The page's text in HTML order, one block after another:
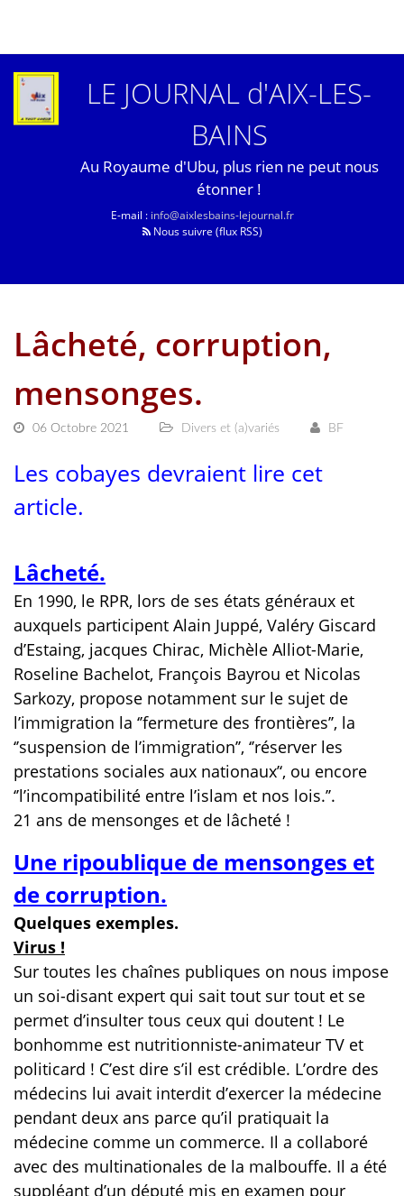
LE JOURNAL d'AIX-LES-
BAINS
Au Royaume d'Ubu, plus rien ne peut nous
étonner !
E-mail : info@aixlesbains-lejournal.fr
Nous suivre (flux RSS)
Lâcheté, corruption,
mensonges.
06 Octobre 2021 Divers et (a)variés BF
Les cobayes devraient lire cet
article.
Lâcheté.
En 1990, le RPR, lors de ses états généraux et
auxquels participent Alain Juppé, Valéry Giscard
d’Estaing, jacques Chirac, Michèle Alliot-Marie,
Roseline Bachelot, François Bayrou et Nicolas
Sarkozy, propose notamment sur le sujet de
l’immigration la ‘’fermeture des frontières’’, la
‘’suspension de l’immigration’’, ‘’réserver les
prestations sociales aux nationaux’‘, ou encore
‘’l’incompatibilité entre l’islam et nos lois.’’.
21 ans de mensonges et de lâcheté !
Une ripoublique de mensonges et
de corruption.
Quelques exemples.
Virus !
Sur toutes les chaînes publiques on nous impose
un soi-disant expert qui sait tout sur tout et se
permet d’insulter tous ceux qui doutent ! Le
bonhomme est nutritionniste-animateur TV et
politicard ! C’est dire s’il est crédible. L’ordre des
médecins lui avait interdit d’exercer la médecine
pendant deux ans parce qu’il pratiquait la
médecine comme un commerce. Il a collaboré
avec des multinationales de la malbouffe. Il a été
suppléant d’un député mis en examen pour